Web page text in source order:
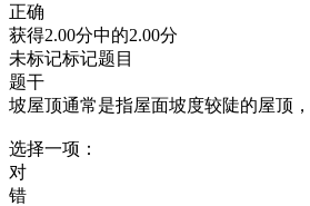
正确
获得2.00分中的2.00分
未标记标记题目
题干
坡屋顶通常是指屋面坡度较陡的屋顶
选择一项：
对
错